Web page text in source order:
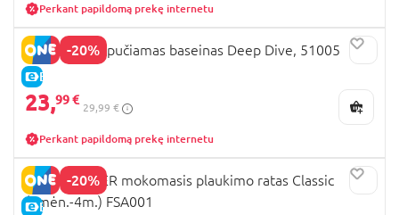
Perkant papildomą prekę internetu
-20%
E-KAINA
BESTWAY pripučiamas baseinas Deep Dive, 51005
23,99 €
29,99 €
Perkant papildomą prekę internetu
-20%
E-KAINA
SWIMTRAINER mokomasis plaukimo ratas Classic
(3mėn.-4m.) FSA001